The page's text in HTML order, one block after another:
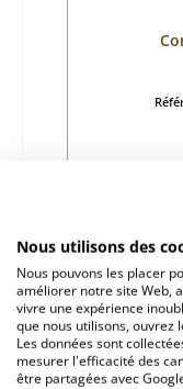
Délai
Nous utilisons des
Nous pouvons les placer
améliorer notre site Web,
vivre une expérience
que nous utilisons, ouvrez
Les données sont
mesurer l'efficacité des
être partagées avec